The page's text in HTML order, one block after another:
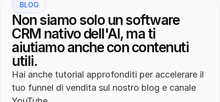
BLOG
Non siamo solo un software
CRM nativo dell'AI, ma ti
aiutiamo anche con contenuti
utili.
Hai anche tutorial approfonditi per accelerare il
tuo funnel di vendita sul nostro blog e canale